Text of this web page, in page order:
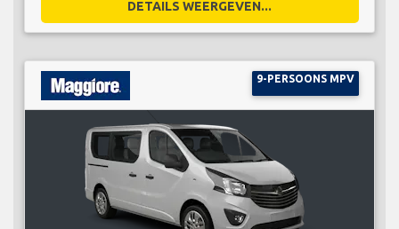
DETAILS WEERGEVEN...
9-PERSOONS MPV